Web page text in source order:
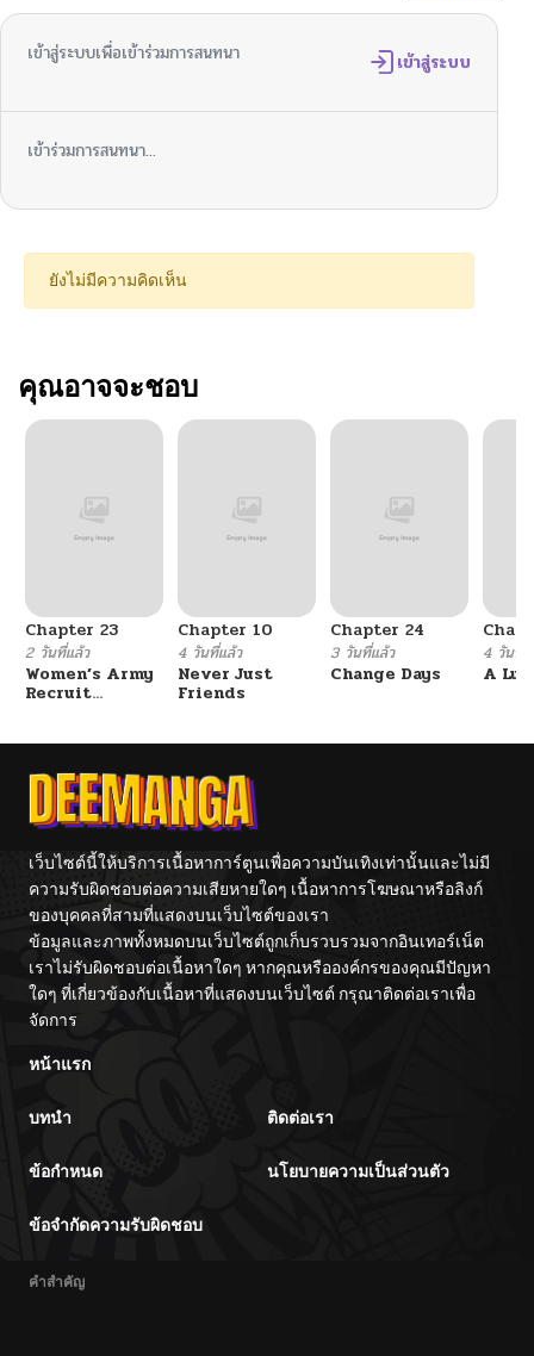
เข้าสู่ระบบเพื่อเข้าร่วมการสนทนา เข้าสู่ระบบ
เข้าร่วมการสนทนา...
ยังไม่มีความคิดเห็น
คุณอาจจะชอบ
Chapter 23
2 วันที่แล้ว
Women’s Army
Recruit
Chapter 10
4 วันที่แล้ว
Never Just
Friends
Chapter 24
3 วันที่แล้ว
Change Days
4 วันที่
A
เว็บไซต์นี้ให้บริการเนื้อหาการ์ตูนเพื่อความบันเทิงเท่านั้นและไม่มี
ความรับผิดชอบต่อความเสียหายใดๆ เนื้อหาการโฆษณาหรือลิงก์
ของบุคคลที่สามที่แสดงบนเว็บไซต์ของเรา
ข้อมูลและภาพทั้งหมดบนเว็บไซต์ถูกเก็บรวบรวมจากอินเทอร์เน็ต
เราไม่รับผิดชอบต่อเนื้อหาใดๆ หากคุณหรือองค์กรของคุณมีปัญหา
ใดๆ ที่เกี่ยวข้องกับเนื้อหาที่แสดงบนเว็บไซต์ กรุณาติดต่อเราเพื่อ
จัดการ
หน้าแรก
บทนำ ติดต่อเรา
ข้อกำหนด นโยบายความเป็นส่วนตัว
ข้อจำกัดความรับผิดชอบ
คำสำคัญ